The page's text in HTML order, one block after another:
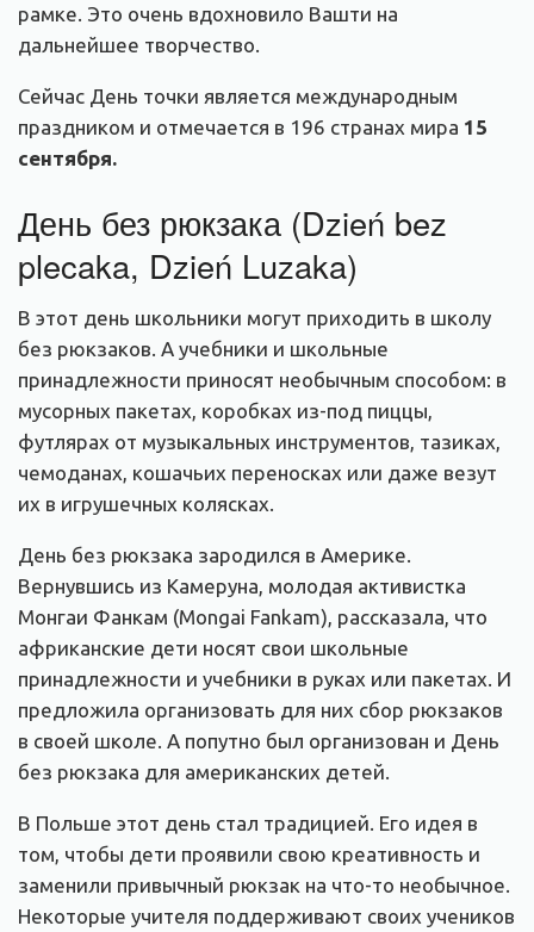
рамке. Это очень вдохновило Вашти на
дальнейшее творчество.
Сейчас День точки является международным
праздником и отмечается в 196 странах мира 15
сентября.
День без рюкзака (Dzień bez
plecaka, Dzień Luzaka)
В этот день школьники могут приходить в школу
без рюкзаков. А учебники и школьные
принадлежности приносят необычным способом: в
мусорных пакетах, коробках из-под пиццы,
футлярах от музыкальных инструментов, тазиках,
чемоданах, кошачьих переносках или даже везут
их в игрушечных колясках.
День без рюкзака зародился в Америке.
Вернувшись из Камеруна, молодая активистка
Монгаи Фанкам (Mongai Fankam), рассказала, что
африканские дети носят свои школьные
принадлежности и учебники в руках или пакетах. И
предложила организовать для них сбор рюкзаков
в своей школе. А попутно был организован и День
без рюкзака для американских детей.
В Польше этот день стал традицией. Его идея в
том, чтобы дети проявили свою креативность и
заменили привычный рюкзак на что-то необычное.
Некоторые учителя поддерживают своих учеников